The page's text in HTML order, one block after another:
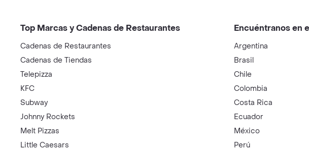
Top Marcas y Cadenas de Restaurantes
Cadenas de Restaurantes
Cadenas de Tiendas
Telepizza
KFC
Subway
Johnny Rockets
Melt Pizzas
Little Caesars
Encuéntranos en
Argentina
Brasil
Chile
Colombia
Costa Rica
Ecuador
México
Perú